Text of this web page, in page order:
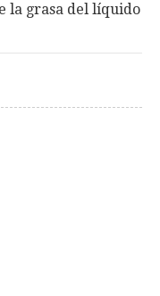
la grasa del líquido